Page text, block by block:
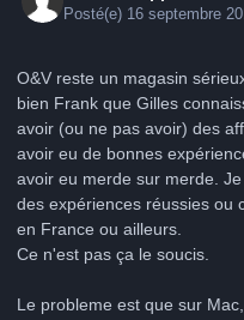
Posté(e) 16 septembre
O&V reste un magasin
bien Frank que Gilles
avoir (ou ne pas avoir) des
avoir eu de bonnes
avoir eu merde sur merde.
des expériences réussies ou
en France ou ailleurs.
Ce n'est pas ça le soucis.
Le probleme est que sur